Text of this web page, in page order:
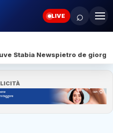
LIVE ⌕
Stabia Newspietro de giorgio